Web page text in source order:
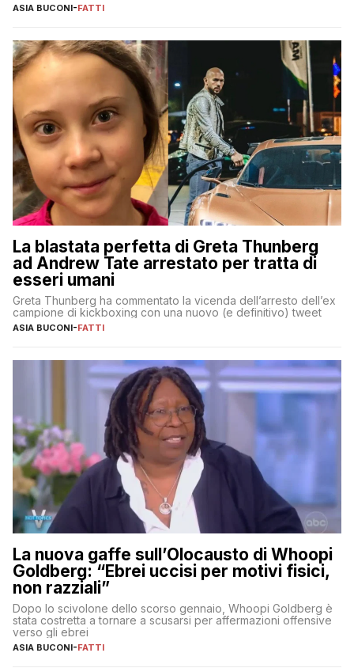
ASIA BUCONI-FATTI
La blastata perfetta di Greta Thunberg
ad Andrew Tate arrestato per tratta di
esseri umani
Greta Thunberg ha commentato la vicenda dell’arresto dell’ex
campione di kickboxing con una nuovo (e definitivo) tweet
ASIA BUCONI-FATTI
La nuova gaffe sull’Olocausto di Whoopi
Goldberg: “Ebrei uccisi per motivi fisici,
non razziali”
Dopo lo scivolone dello scorso gennaio, Whoopi Goldberg è
stata costretta a tornare a scusarsi per affermazioni offensive
verso gli ebrei
ASIA BUCONI-FATTI